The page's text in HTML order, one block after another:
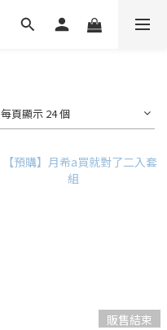
每頁顯示 24 個
販售結束